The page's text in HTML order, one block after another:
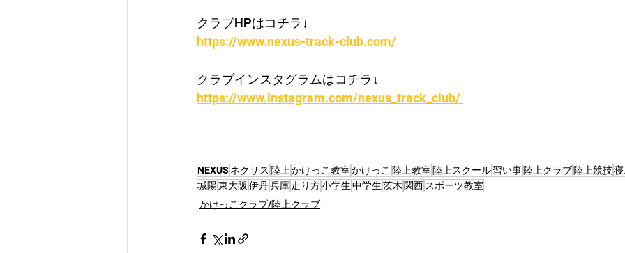
クラブHPはコチラ↓
https://www.nexus-track-club.com/
クラブインスタグラムはコチラ↓
https://www.instagram.com/nexus_track_club/
NEXUS ネクサス 陸上かけっこ教室かけっこ 陸上教室 陸上スクール習い事陸上クラブ陸上競技寝
城陽東大阪 伊丹兵庫走り方小学生中学生茨木 関西 スポーツ教室
かけっこクラブ/陸上クラブ